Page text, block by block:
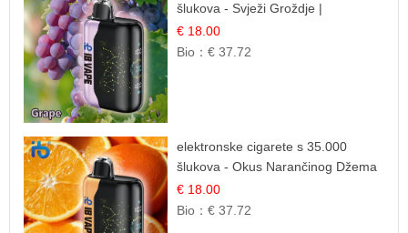
šlukova - Svježi Groždje |
Osježavajuća Voćna Aroma
€ 18.00
Bio：€ 37.72
elektronske cigarete s 35.000
šlukova - Okus Narančinog Džema
| Dugotrajno Iskustvo
€ 18.00
Bio：€ 37.72